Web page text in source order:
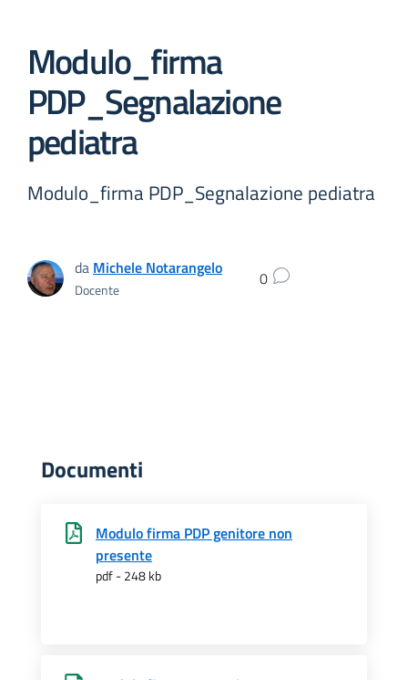
Modulo_firma
PDP_Segnalazione
pediatra
Modulo_firma PDP_Segnalazione pediatra
da Michele Notarangelo
Docente 0
Documenti
Modulo firma PDP genitore non
presente
pdf - 248 kb